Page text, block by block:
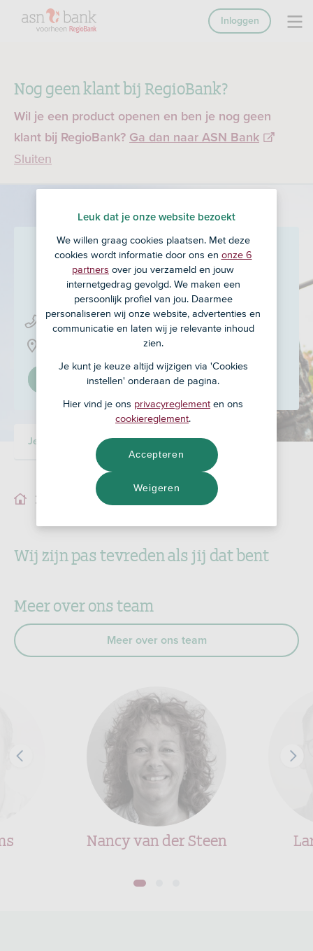
Nog geen klant bij RegioBank?
Wil je een product openen en ben je nog geen
klant bij RegioBank? Ga dan naar ASN Bank
Sluiten
Inloggen
Stams & Partnersin
Berlicum (NB)
073 - 503 40 95
Mercuriusplein 83, 5258 AW
Stel in als mijn adviseur
Je adviseur Ons team
Je adviseur
Wij zijn pas tevreden als jij dat bent
Meer over ons team
Meer over ons team
Nancy van der Steen
1
Leuk dat je onze website bezoekt
We willen graag cookies plaatsen. Met deze
cookies wordt informatie door ons en onze 6
partners over jou verzameld en jouw
internetgedrag gevolgd. We maken een
persoonlijk profiel van jou. Daarmee
personaliseren wij onze website, advertenties en
communicatie en laten wij je relevante inhoud
zien.
Je kunt je keuze altijd wijzigen via 'Cookies
instellen' onderaan de pagina.
Hier vind je ons privacyreglement en ons
cookiereglement.
Weigeren
Accepteren